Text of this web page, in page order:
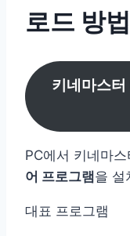
로드 방법
키네마스
PC에서 키네마
어 프로그램을 설
대표 프로그램